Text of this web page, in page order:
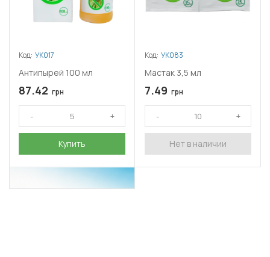
Код: УК017
Антипырей 100 мл
87.42 грн
Купить
Код: УК083
Мастак 3,5 мл
7.49 грн
Нет в наличии